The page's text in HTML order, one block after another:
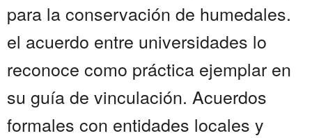
para la conservación de humedales.
el acuerdo entre universidades lo
reconoce como práctica ejemplar en
su guía de vinculación. Acuerdos
formales con entidades locales y